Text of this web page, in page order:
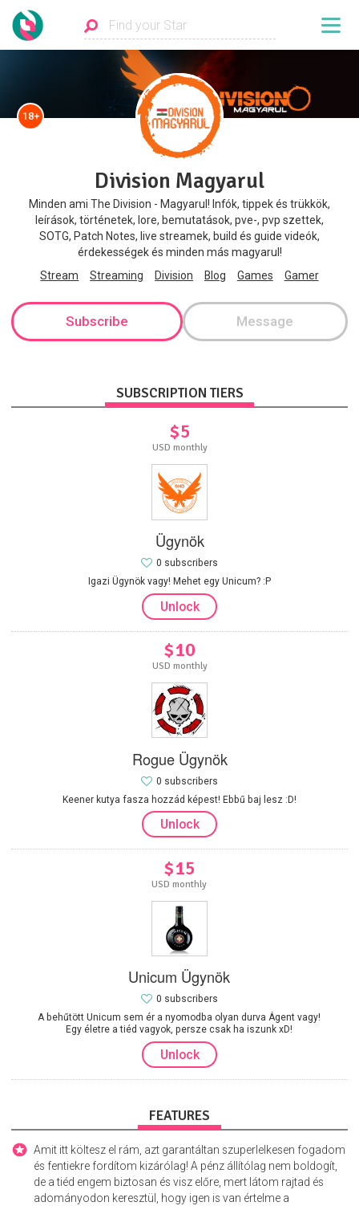
18+
Division Magyarul
Minden ami The Division - Magyarul! Infók, tippek és trükkök,
leírások, történetek, lore, bemutatások, pve-, pvp szettek,
SOTG, Patch Notes, live streamek, build és guide videók,
érdekességek és minden más magyarul!
Stream
Streaming Division Blog Games Gamer
Subscribe Message
SUBSCRIPTION TIERS
$5
USD monthly
Ügynök
Igazi Ügynök vagy! Mehet egy Unicum? :P
0 subscribers
Unlock
$10
USD monthly
Rogue Ügynök
Keener kutya fasza hozzád képest! Ebbű baj lesz :D!
0 subscribers
Unlock
$15
USD monthly
Unicum Ügynök
A behűtött Unicum sem ér a nyomodba olyan durva Ágent vagy!
Egy életre a tiéd vagyok, persze csak ha iszunk xD!
0 subscribers
Unlock
FEATURES
Amit itt költesz el rám, azt garantáltan szuperlelkesen fogadom
és fentiekre fordítom kizárólag! A pénz állítólag nem boldogít,
de a tiéd engem biztosan és visz előre, mert látom rajtad és
adományodon keresztül, hogy igen is van értelme a